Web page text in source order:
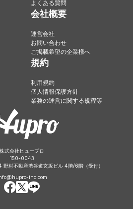
よくある質問
会社概要
運営会社
お問い合わせ
ご掲載希望の企業様へ
規約
利用規約
個人情報保護方針
業務の運営に関する規程等
株式会社ヒュープロ
150-0043
村不動産渋谷道玄坂ビル 4階/6階（受付）
inc.com